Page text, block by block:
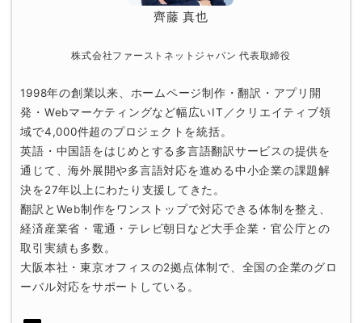
齊藤 真也
株式会社ファーストネットジャパン 代表取締役
1998年の創業以来、ホームページ制作・翻訳・アプリ開
発・Webマーケティングなど幅広いIT／クリエイティブ領
域で4,000件超のプロジェクトを統括。
英語・中国語をはじめとする多言語翻訳サービスの提供を
通じて、海外展開や多言語対応を進める中小企業の課題解
決を27年以上にわたり支援してきた。
翻訳とWeb制作をワンストップで対応できる体制を整え、
経済産業省・電通・テレビ朝日など大手企業・官公庁との
取引実績も多数。
大阪本社・東京オフィスの2拠点体制で、全国の企業のグロ
ーバル対応をサポートしている。